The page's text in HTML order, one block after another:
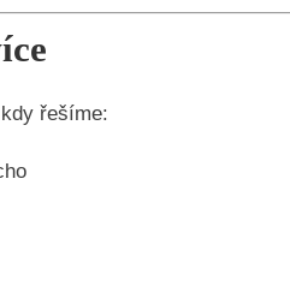
řešíme: